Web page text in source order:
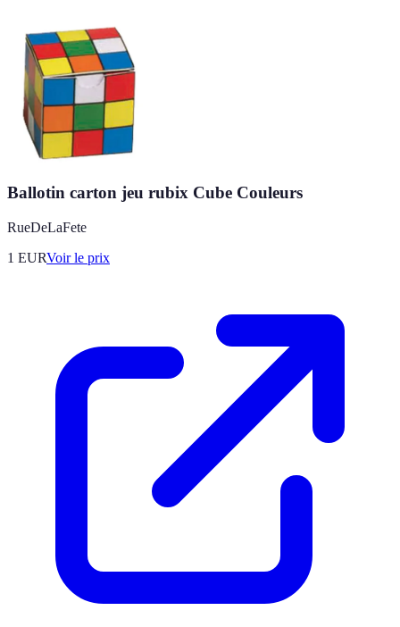
Ballotin carton jeu rubix Cube Couleurs
RueDeLaFete
1 EURVoir le prix